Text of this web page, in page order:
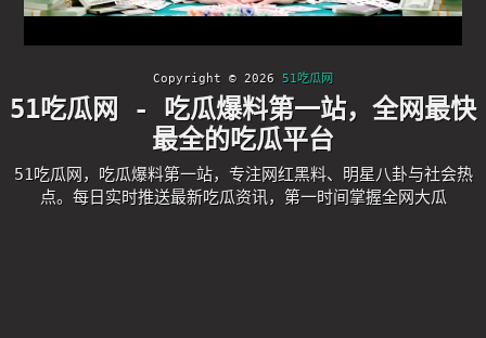
Copyright © 2026 51吃瓜网
51吃瓜网 - 吃瓜爆料第一站，全网最快
最全的吃瓜平台
51吃瓜网，吃瓜爆料第一站，专注网红黑料、明星八卦与社会热
点。每日实时推送最新吃瓜资讯，第一时间掌握全网大瓜